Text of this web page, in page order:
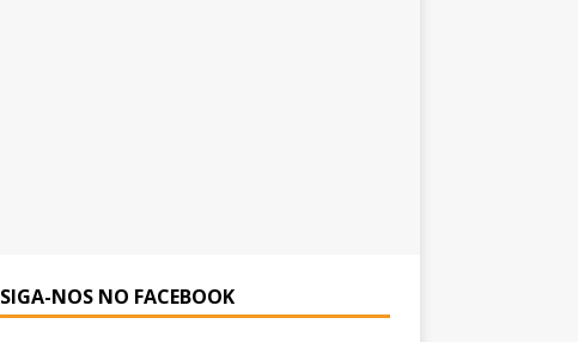
SIGA-NOS NO FACEBOOK